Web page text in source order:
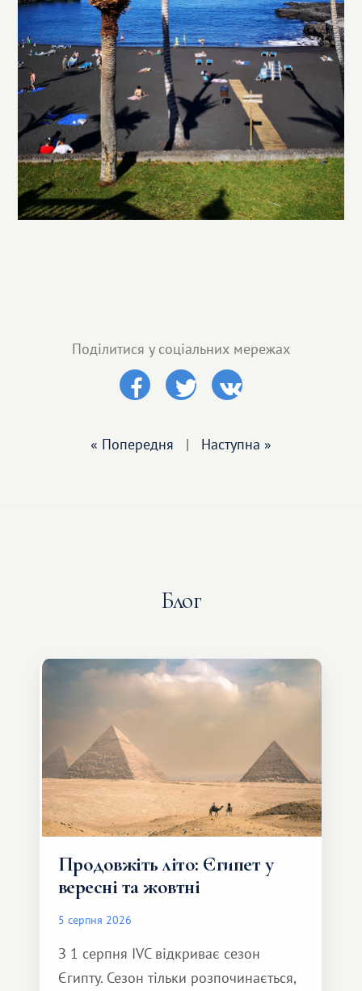
Поділитися у соціальних мережах
« Попередня | Наступна »
Блог
Продовжіть літо: Єгипет у
вересні та жовтні
5 серпня 2026
З 1 серпня IVC відкриває сезон
Єгипту. Сезон тільки розпочинається,